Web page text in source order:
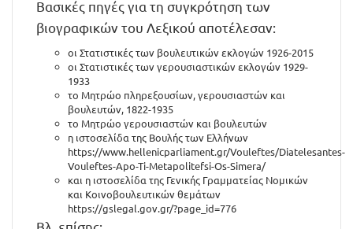
Βασικές πηγές για τη συγκρότηση των
βιογραφικών του Λεξικού αποτέλεσαν:
οι Στατιστικές των βουλευτικών εκλογών 1926-2015
οι Στατιστικές των γερουσιαστικών εκλογών 1929-
1933
το Μητρώο πληρεξουσίων, γερουσιαστών και
βουλευτών, 1822-1935
το Μητρώο γερουσιαστών και βουλευτών
η ιστοσελίδα της Βουλής των Ελλήνων
https://www.hellenicparliament.gr/Vouleftes/Diatelesantes-
Vouleftes-Apo-Ti-Metapolitefsi-Os-Simera/
και η ιστοσελίδα της Γενικής Γραμματείας Νομικών
και Κοινοβουλευτικών θεμάτων
https://gslegal.gov.gr/?page_id=776